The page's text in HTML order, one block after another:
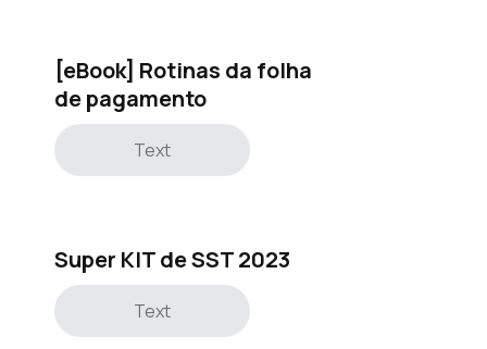
[eBook] Rotinas da folha
de pagamento
Text
Super KIT de SST 2023
Text